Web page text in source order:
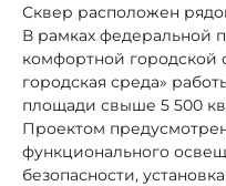
Сквер расположен
В рамках федеральной
комфортной городской
городская среда»
площади свыше 5 500
Проектом
функционального
безопасности,